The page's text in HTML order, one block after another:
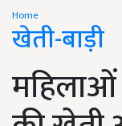
Home
खेती-बाड़ी